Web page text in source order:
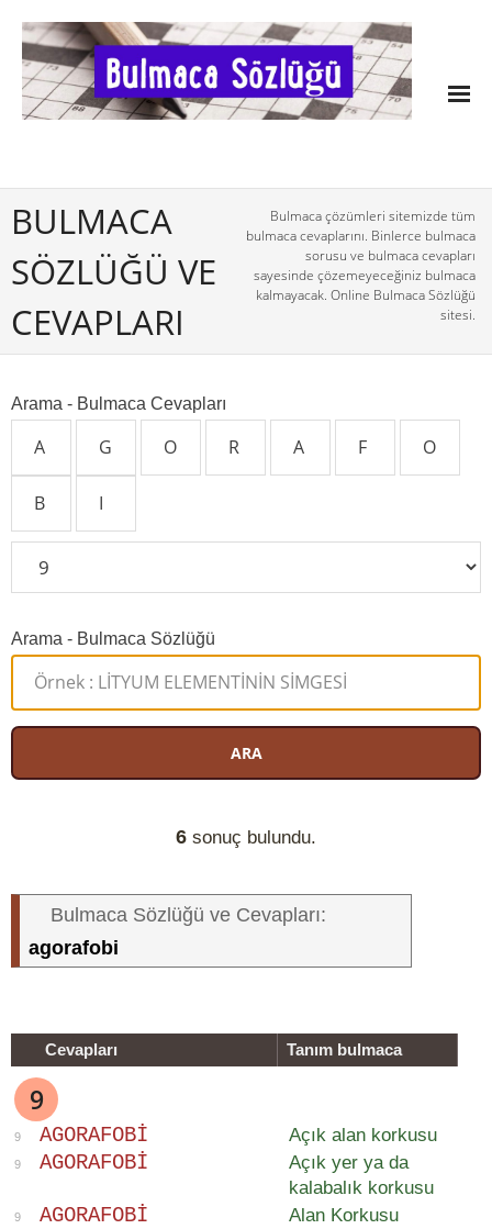
BULMACA
SÖZLÜĞÜ VE
CEVAPLARI
Bulmaca çözümleri sitemizde tüm
bulmaca cevaplarını. Binlerce bulmaca
sorusu ve bulmaca cevapları
sayesinde çözemeyeceğiniz bulmaca
kalmayacak. Online Bulmaca Sözlüğü
sitesi.
Arama - Bulmaca Cevapları
Arama - Bulmaca Sözlüğü
ARA
6 sonuç bulundu.
Bulmaca Sözlüğü ve Cevapları:
agorafobi
Cevapları Tanım bulmaca
9
9 AGORAFOBI Açık alan korkusu
9 AGORAFOBI
Açık yer ya da
kalabalık korkusu
9 AGORAFOBI Alan Korkusu